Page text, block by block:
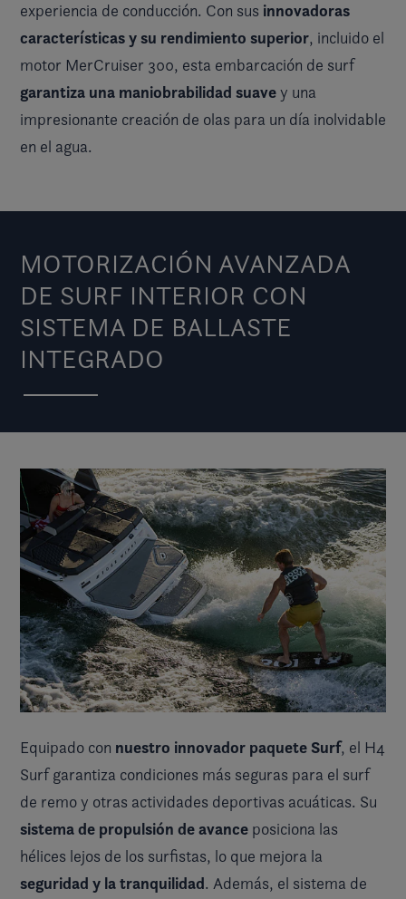
experiencia de conducción. Con sus innovadoras
características y su rendimiento superior, incluido el
motor MerCruiser 300, esta embarcación de surf
garantiza una maniobrabilidad suavey una
impresionante creación de olas para un día inolvidable
en el agua.
MOTORIZACIÓN AVANZADA
DE SURF INTERIOR CON
SISTEMA DE BALLASTE
INTEGRADO
Equipado con nuestro innovador paquete Surf, el H4
Surf garantiza condiciones más seguras para el surf
de remo y otras actividades deportivas acuáticas. Su
sistema de propulsión de avance posiciona las
hélices lejos de los surfistas, lo que mejora la
seguridad y la tranquilidad. Además, el sistema de